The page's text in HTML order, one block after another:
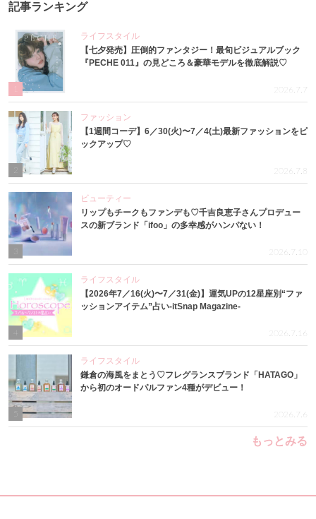
記事ランキング
ライフスタイル
【七夕発売】圧倒的ファンタジー！最旬ビジュアルブック
『PECHE 011』の見どころ＆豪華モデルを徹底解説♡
2026.7.7
ファッション
【1週間コーデ】6／30(火)〜7／4(土)最新ファッションをピ
ックアップ♡
2026.7.8
3
ビューティー
リップもチークもファンデも♡千吉良恵子さんプロデュー
スの新ブランド「ifoo」の多幸感がハンパない！
2026.7.10
4
ライフスタイル
【2026年7／16(火)〜7／31(金)】運気UPの12星座別“ファ
ッションアイテム”占い-itSnap Magazine-
2026.7.16
ライフスタイル
鎌倉の海風をまとう♡フレグランスブランド「HATAGO」
から初のオードパルファン4種がデビュー！
2026.7.6
もっとみる